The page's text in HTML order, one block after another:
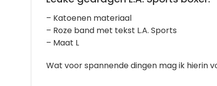
– Katoenen materiaal
– Roze band met tekst L.A. Sports
– Maat L
Wat voor spannende dingen mag ik hierin